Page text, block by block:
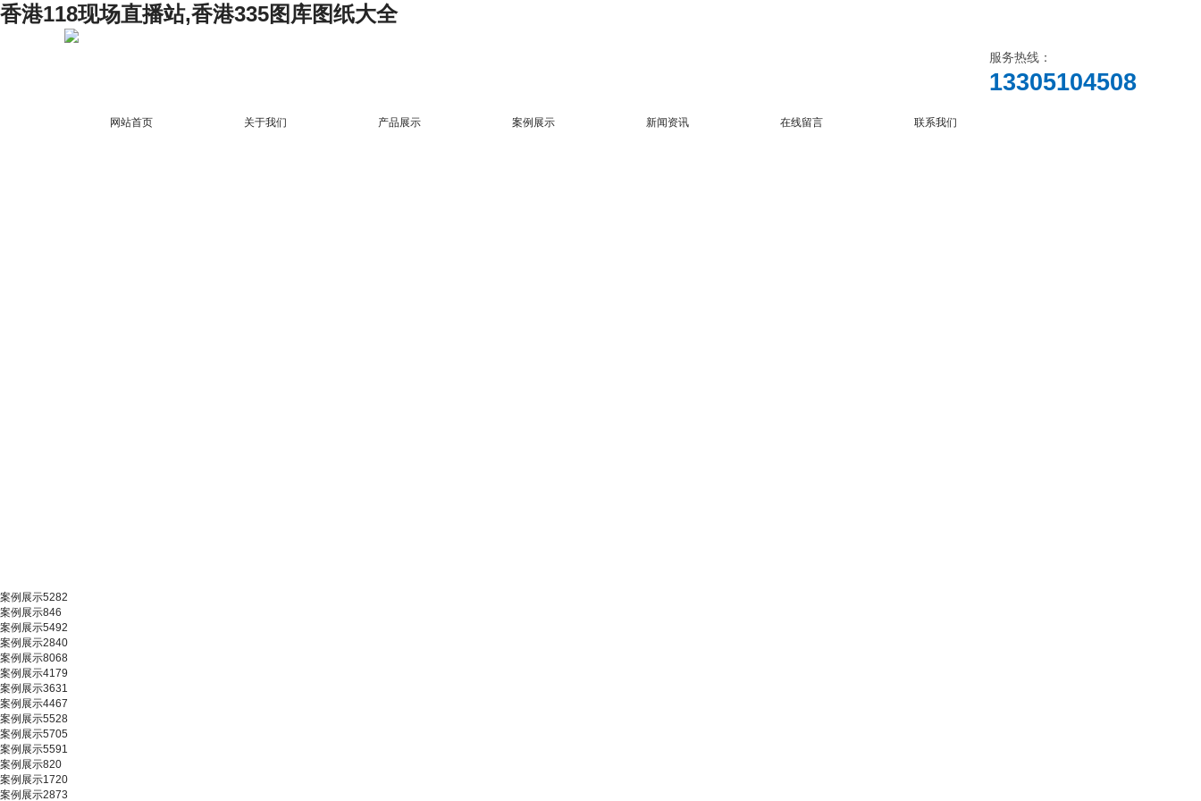
香港118现场直播站,香港335图库图纸大全
服务热线：
13305104508
网站首页 关于我们 产品展示 案例展示 新闻资讯 在线留言 联系我们
案例展示5282
案例展示846
案例展示5492
案例展示2840
案例展示8068
案例展示4179
案例展示3631
案例展示4467
案例展示5528
案例展示5705
案例展示5591
案例展示820
案例展示1720
案例展示2873